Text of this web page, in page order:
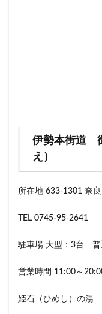
伊勢本街道
え）
所在地 633-1301 奈
TEL 0745-95-2641
駐車場 大型：3台 普
営業時間 11:00～
姫石（ひめし）の湯